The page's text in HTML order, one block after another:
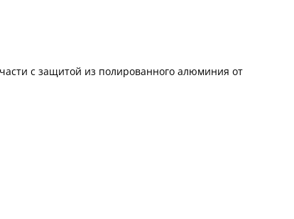
с защитой из полированного алюминия от